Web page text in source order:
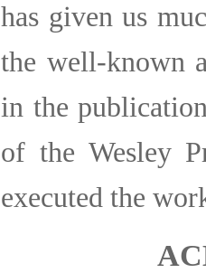
has given us
the well-known
in the
of the Wesley
executed the